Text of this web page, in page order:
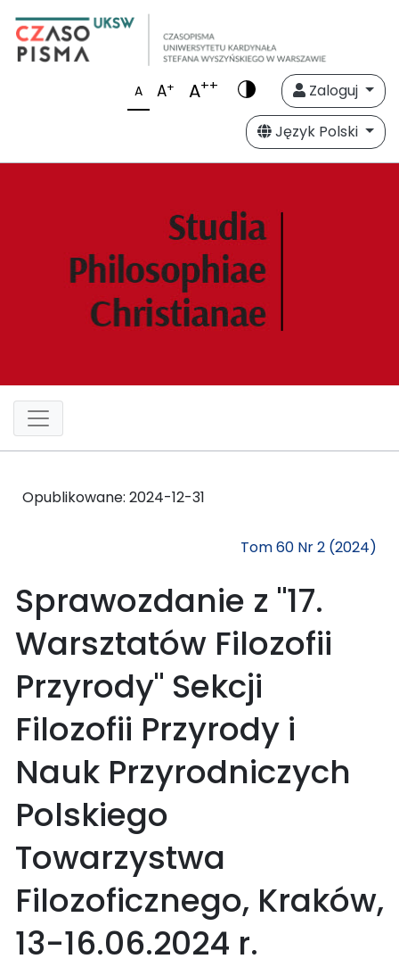
A A+ A++
Zaloguj
Język Polski
Opublikowane: 2024-12-31
Tom 60 Nr 2 (2024)
Sprawozdanie z "17.
Warsztatów Filozofii
Przyrody" Sekcji
Filozofii Przyrody i
Nauk Przyrodniczych
Polskiego
Towarzystwa
Filozoficznego, Kraków,
13-16.06.2024 r.